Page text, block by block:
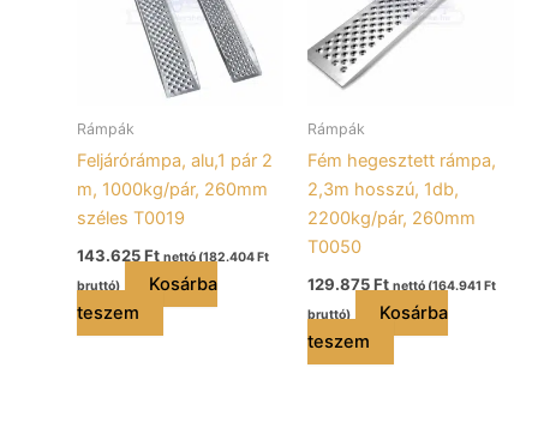
Rámpák
Feljárórámpa, alu,1 pár 2
m, 1000kg/pár, 260mm
széles T0019
143.625Ft nettó (182.404 Ft
bruttó)
Kosárba
teszem
Rámpák
Fém hegesztett rámpa,
2,3m hosszú, 1db,
2200kg/pár, 260mm
T0050
129.875Ft nettó (164.941 Ft
bruttó)
Kosárba
teszem